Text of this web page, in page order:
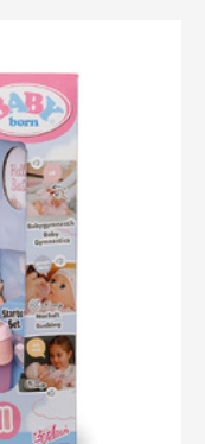
Κούκλα Με
116725